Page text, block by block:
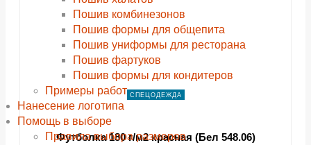
Пошив комбинезонов
Пошив формы для общепита
Пошив униформы для ресторана
Пошив фартуков
Пошив формы для кондитеров
Примеры работ
Нанесение логотипа
Помощь в выборе
Правила выбора размеров
СПЕЦОДЕЖДА
Футболка 180 г/м2 красная (Бел 548.06)